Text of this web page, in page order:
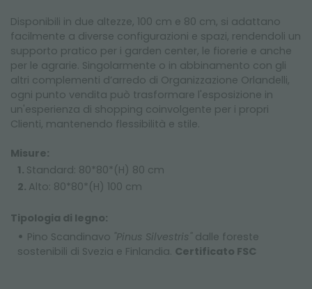
Disponibili in due altezze, 100 cm e 80 cm, si adattano
facilmente a diverse configurazioni e spazi, rendendoli un
supporto pratico per i garden center, le fiorerie e anche
per le agrarie. Singolarmente o in abbinamento con gli
altri complementi d’arredo di Organizzazione Orlandelli,
ogni punto vendita può trasformare l'esposizione in
un'esperienza di shopping coinvolgente per i propri
Clienti, mantenendo flessibilità e stile.
Misure:
Standard: 80*80*(H) 80 cm
Alto: 80*80*(H) 100 cm
Tipologia di legno:
Pino Scandinavo "Pinus Silvestris" dalle foreste
sostenibili di Svezia e Finlandia. Certificato FSC